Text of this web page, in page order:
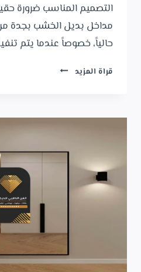
التصميم المناسب ضرورة
مداخل بديل الخشب بجدة من
حالياً، خصوصاً عندما يتم
قراة المزيد ديكور
ديكور
مداخل